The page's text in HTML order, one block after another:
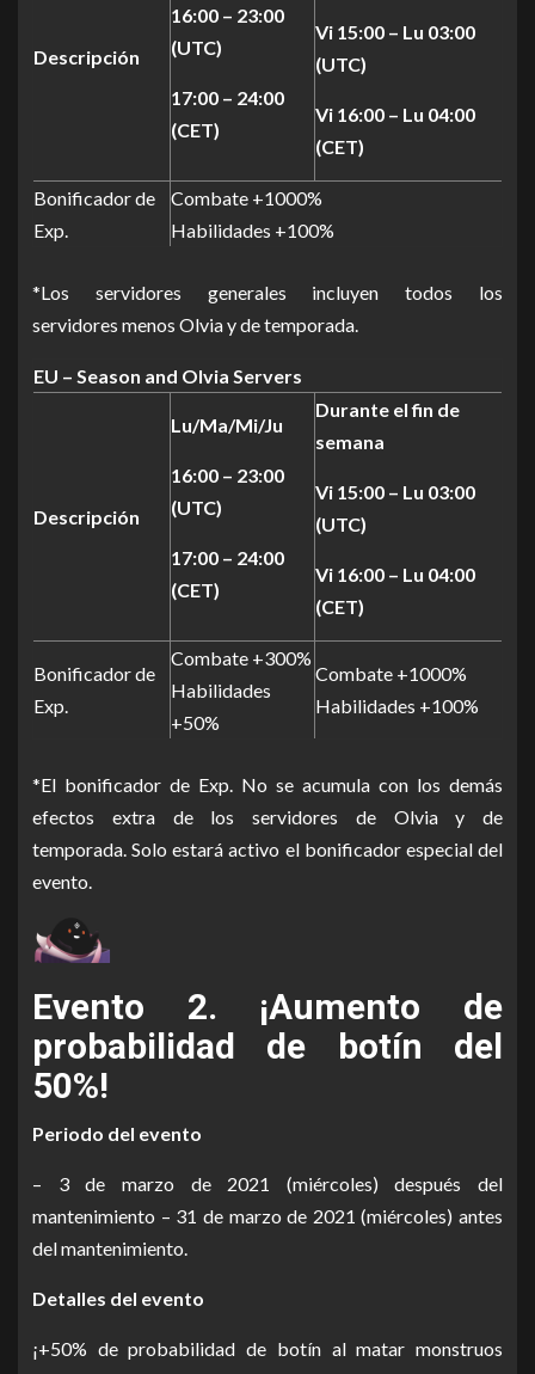
Descripción
16:00 – 23:00
(UTC)
17:00 – 24:00
(CET)
Vi 15:00 – Lu 03:00
(UTC)
Vi 16:00 – Lu 04:00
(CET)
Bonificador de
Exp.
Combate +1000%
Habilidades +100%
*Los servidores generales incluyen todos los
servidores menos Olviayde temporada.
EU – Season and Olvia Servers
Descripción
Lu/Ma/Mi/Ju
16:00 – 23:00
(UTC)
17:00 – 24:00
(CET)
Durante el fin de
semana
Vi 15:00 – Lu 03:00
(UTC)
Vi 16:00 – Lu 04:00
(CET)
Bonificador de
Exp.
Combate +300%
Habilidades
+50%
Combate +1000%
Habilidades +100%
*El bonificador de Exp. No se acumula con los demás
efectos extra de los servidores de Olviay de
temporada. Solo estará activo el bonificador especial del
evento.
Evento 2. ¡Aumento de
probabilidad de botín del
50%!
Periodo del evento
– 3 de marzo de 2021 (miércoles) después del
mantenimiento – 31 de marzo de 2021 (miércoles) antes
del mantenimiento.
Detalles del evento
¡+50% de probabilidad de botín al matar monstruos